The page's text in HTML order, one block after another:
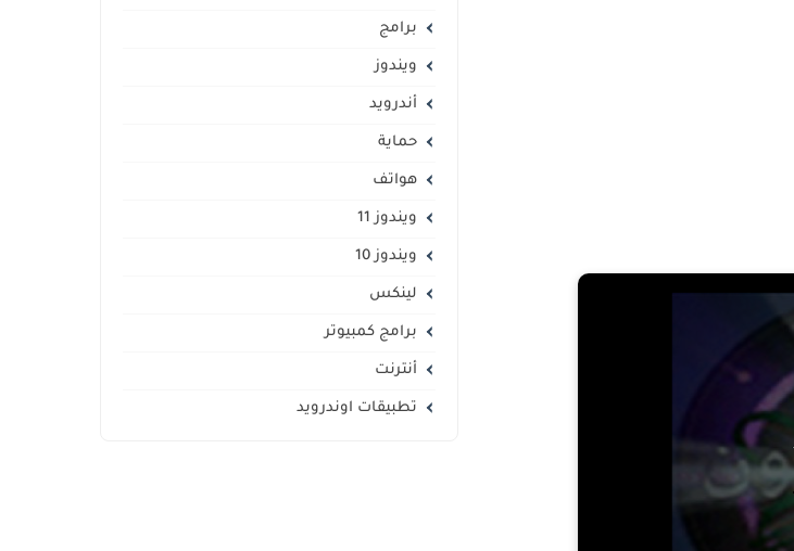
برامج
ويندوز
أندرويد
حماية
هواتف
ويندوز 11
ويندوز 10
لينكس
برامج كمبيوتر
أنترنت
تطبيقات اوندرويد